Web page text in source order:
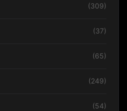
(309)
(37)
(65)
(249)
(54)